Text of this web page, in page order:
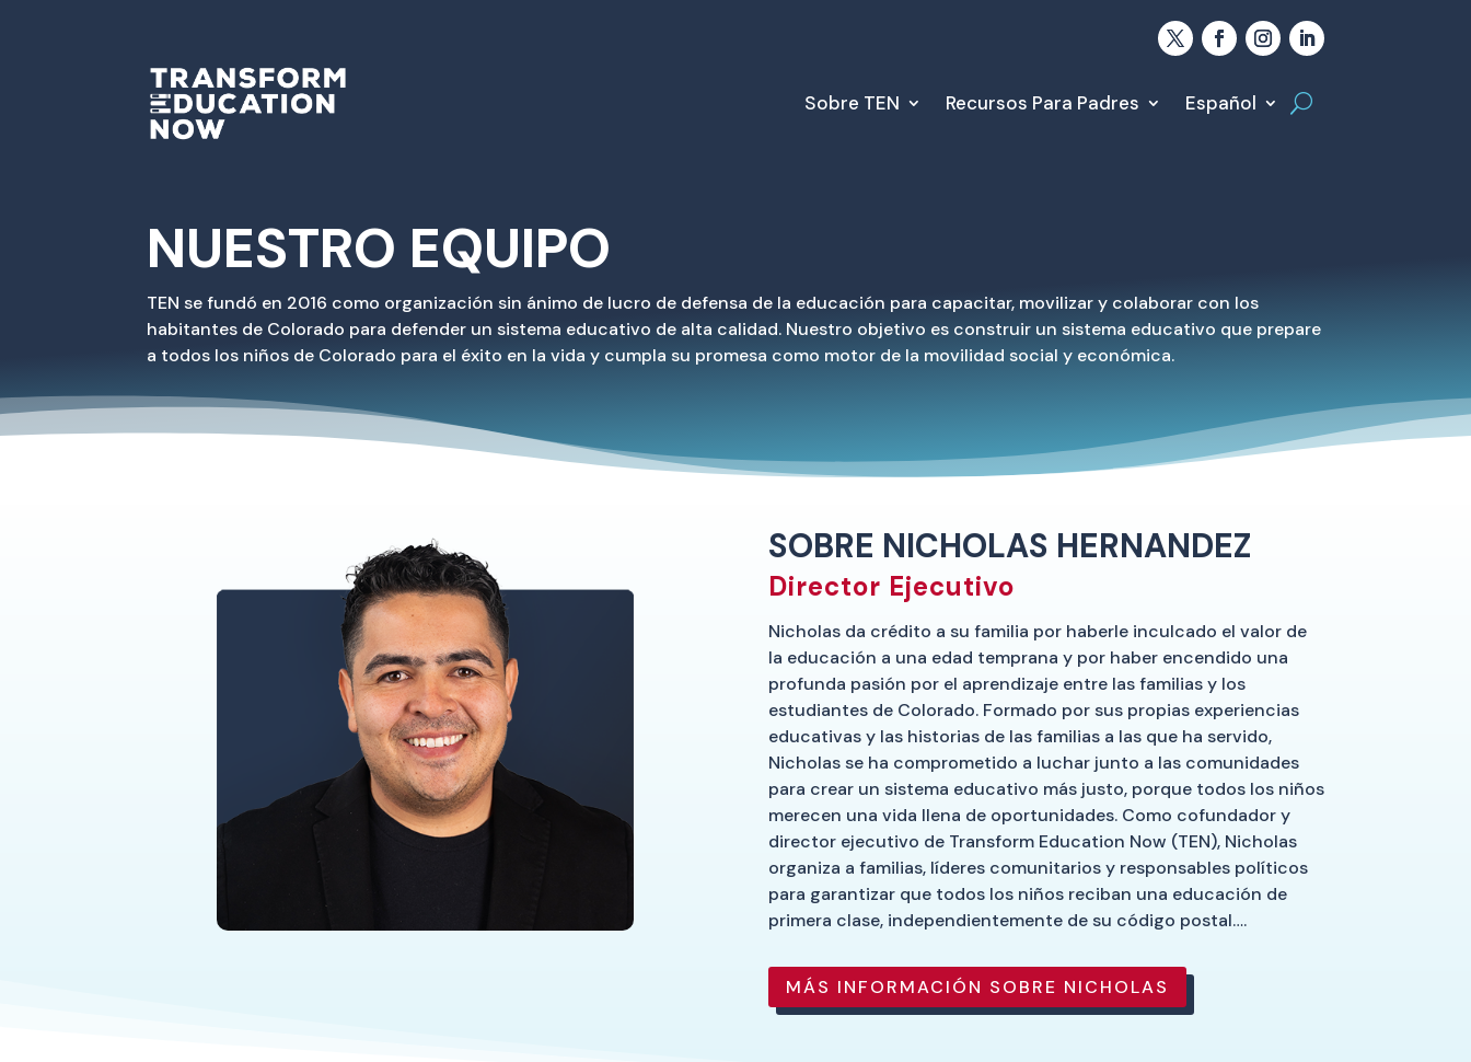
Sobre TEN Recursos Para Padres Español
NUESTRO EQUIPO
TEN se fundó en 2016 como organización sin ánimo de lucro de defensa de la educación para capacitar, movilizar y colaborar con los
habitantes de Colorado para defender un sistema educativo de alta calidad. Nuestro objetivo es construir un sistema educativo que prepare
a todos los niños de Colorado para el éxito en la vida y cumpla su promesa como motor de la movilidad social y económica.
SOBRE NICHOLAS HERNANDEZ
Director Ejecutivo
Nicholas da crédito a su familia por haberle inculcado el valor de
la educación a una edad temprana y por haber encendido una
profunda pasión por el aprendizaje entre las familias y los
estudiantes de Colorado. Formado por sus propias experiencias
educativas y las historias de las familias a las que ha servido,
Nicholas se ha comprometido a luchar junto a las comunidades
para crear un sistema educativo más justo, porque todos los niños
merecen una vida llena de oportunidades. Como cofundador y
director ejecutivo de Transform Education Now (TEN), Nicholas
organiza a familias, líderes comunitarios y responsables políticos
para garantizar que todos los niños reciban una educación de
primera clase, independientemente de su código postal….
MÁS INFORMACIÓN SOBRE NICHOLAS